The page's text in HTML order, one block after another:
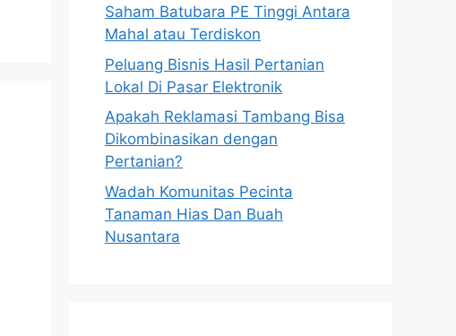
Saham Batubara PE Tinggi Antara
Mahal atau Terdiskon
Peluang Bisnis Hasil Pertanian
Lokal Di Pasar Elektronik
Apakah Reklamasi Tambang Bisa
Dikombinasikan dengan
Pertanian?
Wadah Komunitas Pecinta
Tanaman Hias Dan Buah
Nusantara